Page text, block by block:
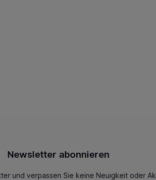
Newsletter abonnieren
und verpassen Sie keine Neuigkeit oder